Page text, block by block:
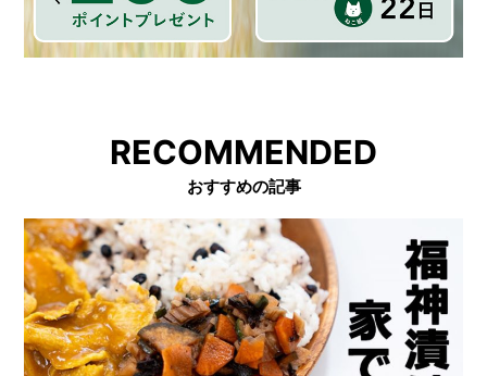
RECOMMENDED
おすすめの記事